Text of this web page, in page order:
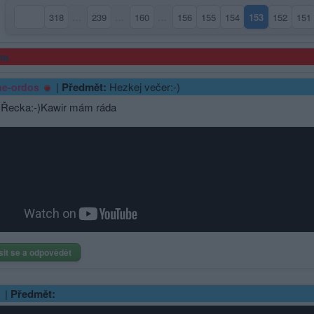
318 239 160 156 155 154 153
(aktuální
152 151
ordos | Předmět: Hezkej večer:-)
)Kawir mám ráda
se a odpovědět
| Předmět: